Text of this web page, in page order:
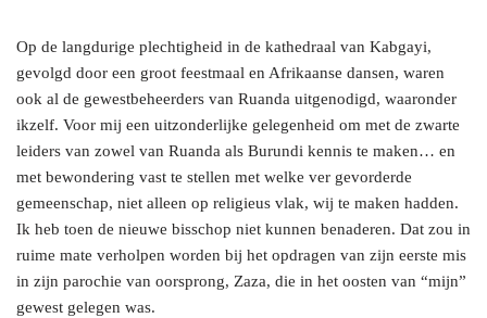
Op de langdurige plechtigheid in de kathedraal van Kabgayi,
gevolgd door een groot feestmaal en Afrikaanse dansen, waren
ook al de gewestbeheerders van Ruanda uitgenodigd, waaronder
ikzelf. Voor mij een uitzonderlijke gelegenheid om met de zwarte
leiders van zowel van Ruanda als Burundi kennis te maken… en
met bewondering vast te stellen met welke ver gevorderde
gemeenschap, niet alleen op religieus vlak, wij te maken hadden.
Ik heb toen de nieuwe bisschop niet kunnen benaderen. Dat zou in
ruime mate verholpen worden bij het opdragen van zijn eerste mis
in zijn parochie van oorsprong, Zaza, die in het oosten van “mijn”
gewest gelegen was.